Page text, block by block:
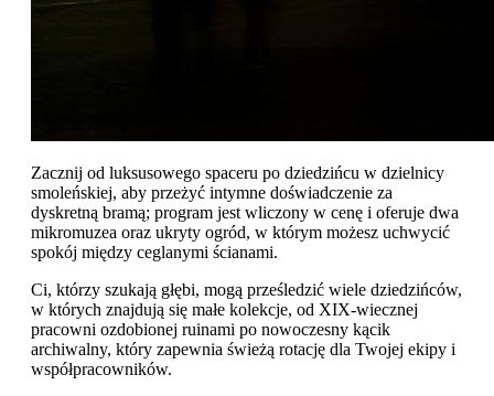
Zacznij od luksusowego spaceru po dziedzińcu w dzielnicy
smoleńskiej, aby przeżyć intymne doświadczenie za
dyskretną bramą; program jest wliczony w cenę i oferuje dwa
mikromuzea oraz ukryty ogród, w którym możesz uchwycić
spokój między ceglanymi ścianami.
Ci, którzy szukają głębi, mogą prześledzić wiele dziedzińców,
w których znajdują się małe kolekcje, od XIX-wiecznej
pracowni ozdobionej ruinami po nowoczesny kącik
archiwalny, który zapewnia świeżą rotację dla Twojej ekipy i
współpracowników.